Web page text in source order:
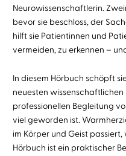
Neurowissenschaftlerin.
bevor sie beschloss, der
hilft sie Patientinnen und
vermeiden, zu erkennen –
In diesem Hörbuch schöpft
neuesten wissenschaftlichen
professionellen Begleitung
viel geworden ist.
im Körper und Geist
Hörbuch ist ein praktischer